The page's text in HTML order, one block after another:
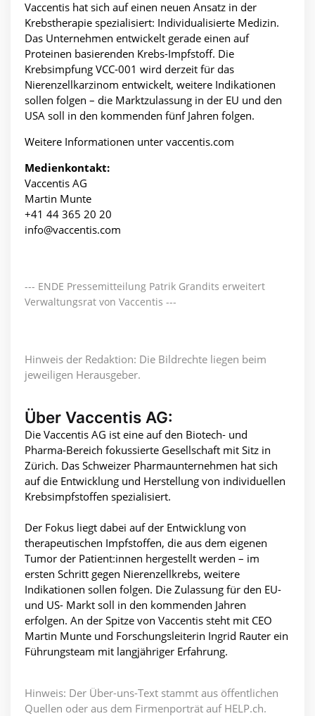
Vaccentis hat sich auf einen neuen Ansatz in der
Krebstherapie spezialisiert: Individualisierte Medizin.
Das Unternehmen entwickelt gerade einen auf
Proteinen basierenden Krebs-Impfstoff. Die
Krebsimpfung VCC-001 wird derzeit für das
Nierenzellkarzinom entwickelt, weitere Indikationen
sollen folgen – die Marktzulassung in der EU und den
USA soll in den kommenden fünf Jahren folgen.
Weitere Informationen unter vaccentis.com
Medienkontakt:
Vaccentis AG
Martin Munte
+41 44 365 20 20
info@vaccentis.com
--- ENDE Pressemitteilung Patrik Grandits erweitert
Verwaltungsrat von Vaccentis ---
Hinweis der Redaktion: Die Bildrechte liegen beim
jeweiligen Herausgeber.
Über Vaccentis AG:
Die Vaccentis AG ist eine auf den Biotech- und
Pharma-Bereich fokussierte Gesellschaft mit Sitz in
Zürich. Das Schweizer Pharmaunternehmen hat sich
auf die Entwicklung und Herstellung von individuellen
Krebsimpfstoffen spezialisiert.
Der Fokus liegt dabei auf der Entwicklung von
therapeutischen Impfstoffen, die aus dem eigenen
Tumor der Patient:innen hergestellt werden – im
ersten Schritt gegen Nierenzellkrebs, weitere
Indikationen sollen folgen. Die Zulassung für den EU-
und US- Markt soll in den kommenden Jahren
erfolgen. An der Spitze von Vaccentis steht mit CEO
Martin Munte und Forschungsleiterin Ingrid Rauter ein
Führungsteam mit langjähriger Erfahrung.
Hinweis: Der Über-uns-Text stammt aus öffentlichen
Quellen oder aus dem Firmenporträt auf HELP.ch.